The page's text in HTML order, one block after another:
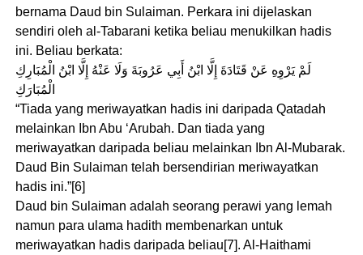
bernama Daud bin Sulaiman. Perkara ini dijelaskan
sendiri oleh al-Tabarani ketika beliau menukilkan hadis
ini. Beliau berkata:
لَمْ يَرْوِهِ عَنْ قَتَادَةَ إِلَّا ابْنُ أَبِي عَرُوبَةَ وَلَا عَنْهُ إِلَّا ابْنُ الْمُبَارِكِ
الْمُبَارَكِ
“Tiada yang meriwayatkan hadis ini daripada Qatadah
melainkan Ibn Abu ‘Arubah. Dan tiada yang
meriwayatkan daripada beliau melainkan Ibn Al-Mubarak.
Daud Bin Sulaiman telah bersendirian meriwayatkan
hadis ini.”[6]
Daud bin Sulaiman adalah seorang perawi yang lemah
namun para ulama hadith membenarkan untuk
meriwayatkan hadis daripada beliau[7]. Al-Haithami